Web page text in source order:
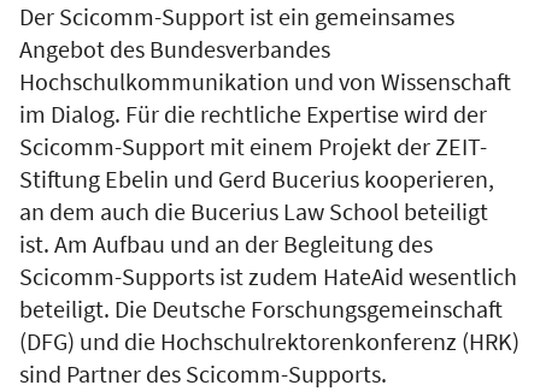
Der Scicomm-Support ist ein gemeinsames
Angebot des Bundesverbandes
Hochschulkommunikation und von Wissenschaft
im Dialog. Für die rechtliche Expertise wird der
Scicomm-Support mit einem Projekt der ZEIT-
Stiftung Ebelin und Gerd Bucerius kooperieren,
an dem auch die Bucerius Law School beteiligt
ist. Am Aufbau und an der Begleitung des
Scicomm-Supports ist zudem HateAid wesentlich
beteiligt. Die Deutsche Forschungsgemeinschaft
(DFG) und die Hochschulrektorenkonferenz (HRK)
sind Partner des Scicomm-Supports.